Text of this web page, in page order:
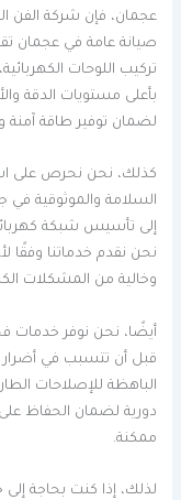
عجمان، فإن شركة الفن
صيانة عامة في عجمان
تركيب اللوحات
بأعلى مستويات الدقة
لضمان توفير طاقة آمنة
كذلك، نحن نحرص على
السلامة والموثوقية في
إلى تأسيس شبكة
نحن نقدم خدماتنا وفقًا
وخالية من المشكلات
أيضًا، نحن نوفر خدمات
قبل أن تتسبب في أضرار
الباهظة للإصلاحات
دورية لضمان الحفاظ على
ممكنة.
لذلك، إذا كنت بحاجة